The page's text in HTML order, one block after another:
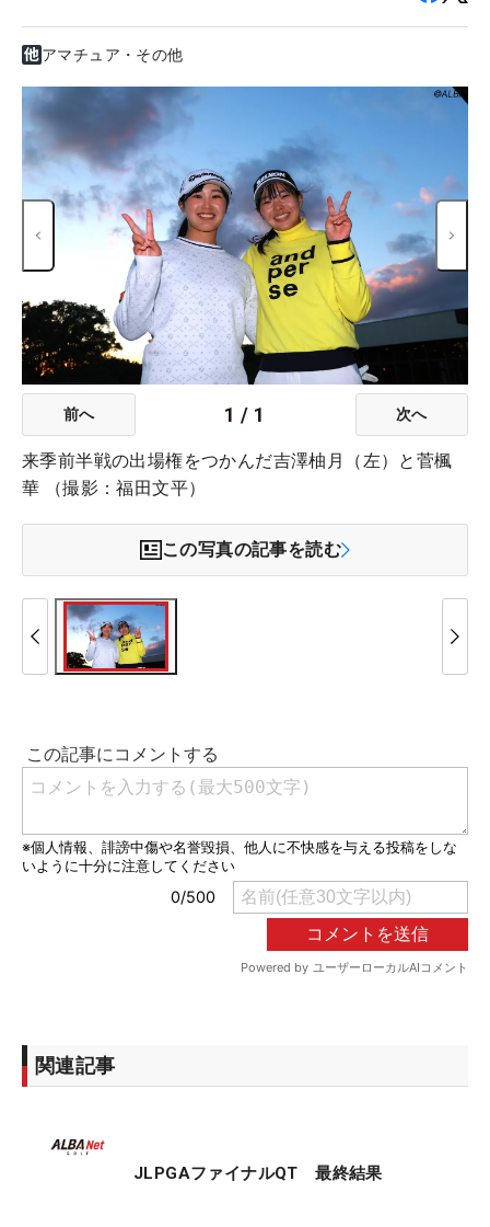
アマチュア・その他
前へ 1 / 1 次へ
来季前半戦の出場権をつかんだ吉澤柚月（左）と菅楓
華 （撮影：福田文平）
この写真の記事を読む
関連記事
JLPGAファイナルQT 最終結果